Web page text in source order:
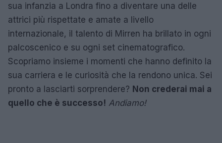
sua infanzia a Londra fino a diventare una delle
attrici più rispettate e amate a livello
internazionale, il talento di Mirren ha brillato in ogni
palcoscenico e su ogni set cinematografico.
Scopriamo insieme i momenti che hanno definito la
sua carriera e le curiosità che la rendono unica. Sei
pronto a lasciarti sorprendere? Non crederai mai a
quello che è successo! Andiamo!